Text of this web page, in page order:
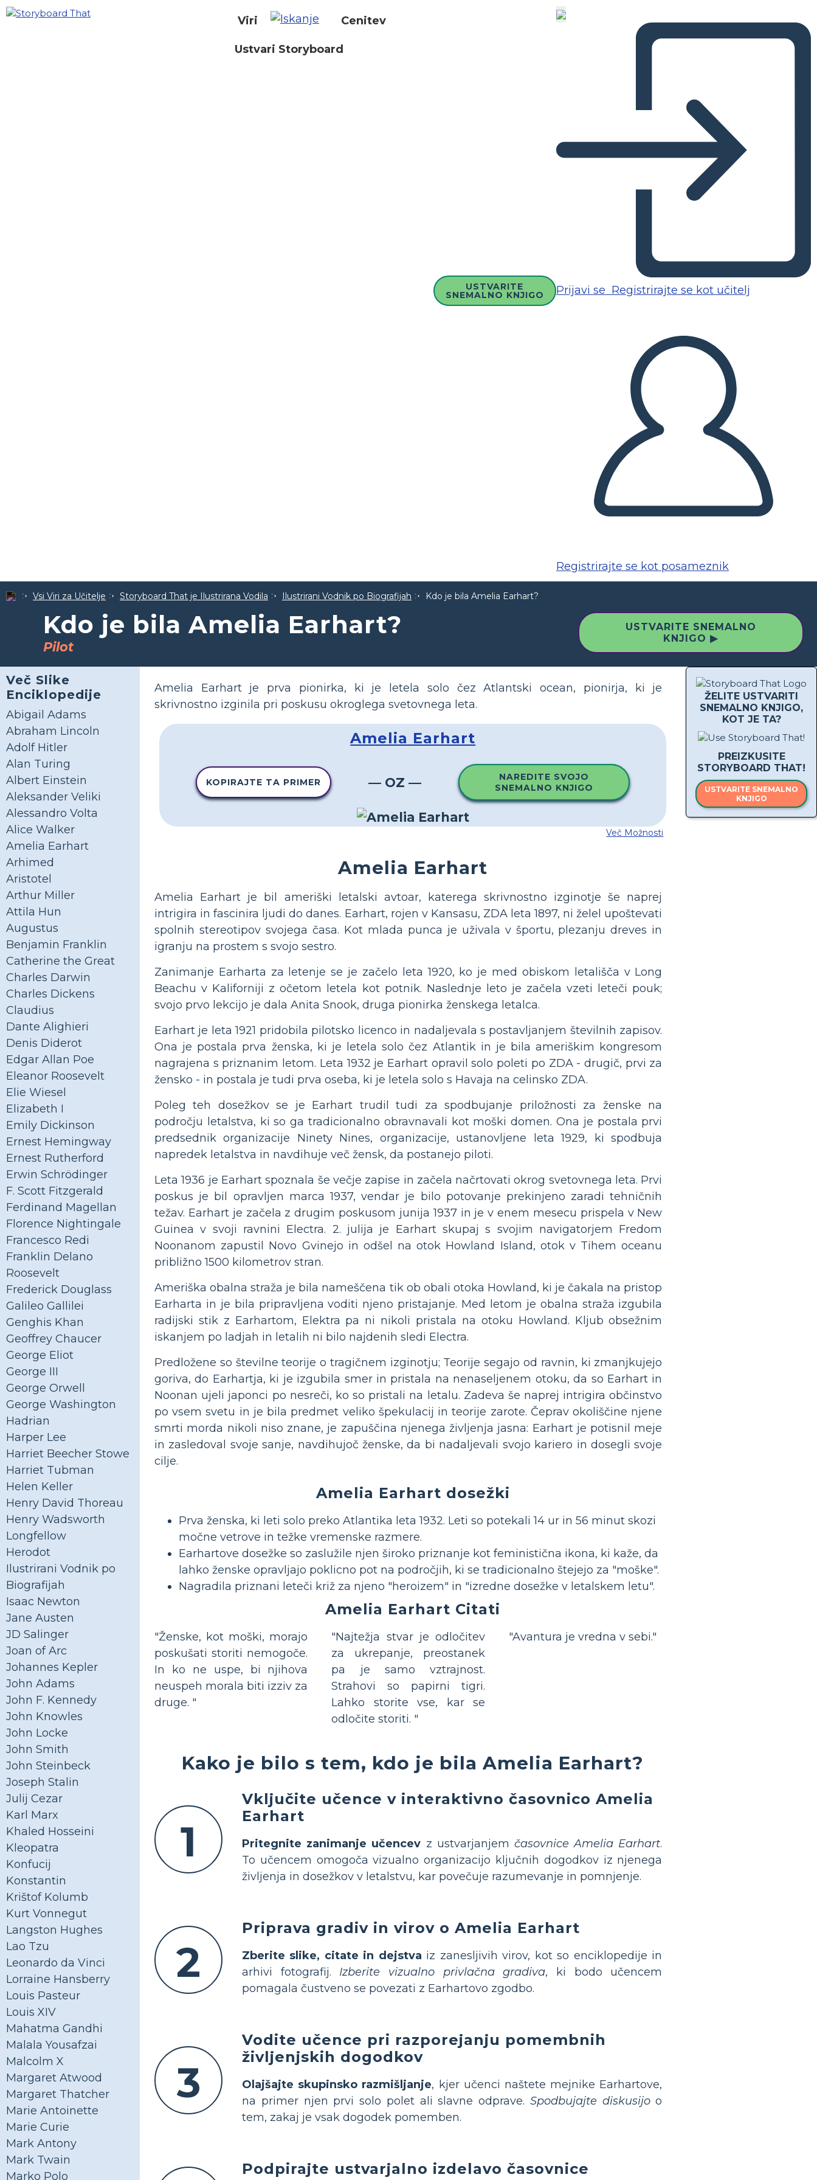
Viri Cenitev
Ustvari Storyboard
USTVARITE
SNEMALNO KNJIGO Prijavi se Registrirajte se kot učitelj
Registrirajte se kot posameznik
Vsi Viri za Učitelje Storyboard That je Ilustrirana Vodila Ilustrirani Vodnik po Biografijah Kdo je bila Amelia Earhart?
Kdo je bila Amelia Earhart?
Pilot
USTVARITE SNEMALNO
KNJIGO ▶
Več Slike
Enciklopedije
Abigail Adams
Abraham Lincoln
Adolf Hitler
Alan Turing
Albert Einstein
Aleksander Veliki
Alessandro Volta
Alice Walker
Amelia Earhart
Arhimed
Aristotel
Arthur Miller
Attila Hun
Augustus
Benjamin Franklin
Catherine the Great
Charles Darwin
Charles Dickens
Claudius
Dante Alighieri
Denis Diderot
Edgar Allan Poe
Eleanor Roosevelt
Elie Wiesel
Elizabeth I
Emily Dickinson
Ernest Hemingway
Ernest Rutherford
Erwin Schrödinger
F. Scott Fitzgerald
Ferdinand Magellan
Florence Nightingale
Francesco Redi
Franklin Delano
Roosevelt
Frederick Douglass
Galileo Gallilei
Genghis Khan
Geoffrey Chaucer
George Eliot
George III
George Orwell
George Washington
Hadrian
Harper Lee
Harriet Beecher Stowe
Harriet Tubman
Helen Keller
Henry David Thoreau
Henry Wadsworth
Longfellow
Herodot
Ilustrirani Vodnik po
Biografijah
Isaac Newton
Jane Austen
JD Salinger
Joan of Arc
Johannes Kepler
John Adams
John F. Kennedy
John Knowles
John Locke
John Smith
John Steinbeck
Joseph Stalin
Julij Cezar
Karl Marx
Khaled Hosseini
Kleopatra
Konfucij
Konstantin
Krištof Kolumb
Kurt Vonnegut
Langston Hughes
Lao Tzu
Leonardo da Vinci
Lorraine Hansberry
Louis Pasteur
Louis XIV
Mahatma Gandhi
Malala Yousafzai
Malcolm X
Margaret Atwood
Margaret Thatcher
Marie Antoinette
Marie Curie
Mark Antony
Mark Twain
Marko Polo
ŽELITE USTVARITI
SNEMALNO KNJIGO,
KOT JE TA?
PREIZKUSITE
STORYBOARD THAT!
USTVARITE SNEMALNO
KNJIGO
Amelia Earhart je prva pionirka, ki je letela solo čez Atlantski ocean, pionirja, ki je
skrivnostno izginila pri poskusu okroglega svetovnega leta.
Amelia Earhart
KOPIRAJTE TA PRIMER — OZ —
NAREDITE SVOJO
SNEMALNO KNJIGO
Več Možnosti
Amelia Earhart
Amelia Earhart je bil ameriški letalski avtoar, katerega skrivnostno izginotje še naprej
intrigira in fascinira ljudi do danes. Earhart, rojen v Kansasu, ZDA leta 1897, ni želel upoštevati
spolnih stereotipov svojega časa. Kot mlada punca je uživala v športu, plezanju dreves in
igranju na prostem s svojo sestro.
Zanimanje Earharta za letenje se je začelo leta 1920, ko je med obiskom letališča v Long
Beachu v Kaliforniji z očetom letela kot potnik. Naslednje leto je začela vzeti leteči pouk;
svojo prvo lekcijo je dala Anita Snook, druga pionirka ženskega letalca.
Earhart je leta 1921 pridobila pilotsko licenco in nadaljevala s postavljanjem številnih zapisov.
Ona je postala prva ženska, ki je letela solo čez Atlantik in je bila ameriškim kongresom
nagrajena s priznanim letom. Leta 1932 je Earhart opravil solo poleti po ZDA - drugič, prvi za
žensko - in postala je tudi prva oseba, ki je letela solo s Havaja na celinsko ZDA.
Poleg teh dosežkov se je Earhart trudil tudi za spodbujanje priložnosti za ženske na
področju letalstva, ki so ga tradicionalno obravnavali kot moški domen. Ona je postala prvi
predsednik organizacije Ninety Nines, organizacije, ustanovljene leta 1929, ki spodbuja
napredek letalstva in navdihuje več žensk, da postanejo piloti.
Leta 1936 je Earhart spoznala še večje zapise in začela načrtovati okrog svetovnega leta. Prvi
poskus je bil opravljen marca 1937, vendar je bilo potovanje prekinjeno zaradi tehničnih
težav. Earhart je začela z drugim poskusom junija 1937 in je v enem mesecu prispela v New
Guinea v svoji ravnini Electra. 2. julija je Earhart skupaj s svojim navigatorjem Fredom
Noonanom zapustil Novo Gvinejo in odšel na otok Howland Island, otok v Tihem oceanu
približno 1500 kilometrov stran.
Ameriška obalna straža je bila nameščena tik ob obali otoka Howland, ki je čakala na pristop
Earharta in je bila pripravljena voditi njeno pristajanje. Med letom je obalna straža izgubila
radijski stik z Earhartom, Elektra pa ni nikoli pristala na otoku Howland. Kljub obsežnim
iskanjem po ladjah in letalih ni bilo najdenih sledi Electra.
Predložene so številne teorije o tragičnem izginotju; Teorije segajo od ravnin, ki zmanjkujejo
goriva, do Earhartja, ki je izgubila smer in pristala na nenaseljenem otoku, da so Earhart in
Noonan ujeli japonci po nesreči, ko so pristali na letalu. Zadeva še naprej intrigira občinstvo
po vsem svetu in je bila predmet veliko špekulacij in teorije zarote. Čeprav okoliščine njene
smrti morda nikoli niso znane, je zapuščina njenega življenja jasna: Earhart je potisnil meje
in zasledoval svoje sanje, navdihujoč ženske, da bi nadaljevali svojo kariero in dosegli svoje
cilje.
Amelia Earhart dosežki
Prva ženska, ki leti solo preko Atlantika leta 1932. Leti so potekali 14 ur in 56 minut skozi
močne vetrove in težke vremenske razmere.
Earhartove dosežke so zaslužile njen široko priznanje kot feministična ikona, ki kaže, da
lahko ženske opravljajo poklicno pot na področjih, ki se tradicionalno štejejo za "moške".
Nagradila priznani leteči križ za njeno "heroizem" in "izredne dosežke v letalskem letu".
Amelia Earhart Citati
"Ženske, kot moški, morajo
poskušati storiti nemogoče.
In ko ne uspe, bi njihova
neuspeh morala biti izziv za
druge. "
"Najtežja stvar je odločitev
za ukrepanje, preostanek
pa je samo vztrajnost.
Strahovi so papirni tigri.
Lahko storite vse, kar se
odločite storiti. "
"Avantura je vredna v sebi."
Kako je bilo s tem, kdo je bila Amelia Earhart?
1
Vključite učence v interaktivno časovnico Amelia
Earhart
Pritegnite zanimanje učencev z ustvarjanjemčasovnice Amelia Earhart.
To učencem omogoča vizualno organizacijo ključnih dogodkov iz njenega
življenja in dosežkov v letalstvu, kar povečuje razumevanje in pomnjenje.
2
Priprava gradiv in virov o Amelia Earhart
Zberite slike, citate in dejstva iz zanesljivih virov, kot so enciklopedije in
arhivi fotografij. Izberite vizualno privlačna gradiva, ki bodo učencem
pomagala čustveno se povezati z Earhartovo zgodbo.
3
Vodite učence pri razporejanju pomembnih
življenjskih dogodkov
Olajšajte skupinsko razmišljanje, kjer učenci naštete mejnike Earhartove,
na primer njen prvi solo polet ali slavne odprave. Spodbujajte diskusijoo
tem, zakaj je vsak dogodek pomemben.
Podpirajte ustvarjalno izdelavo časovnice